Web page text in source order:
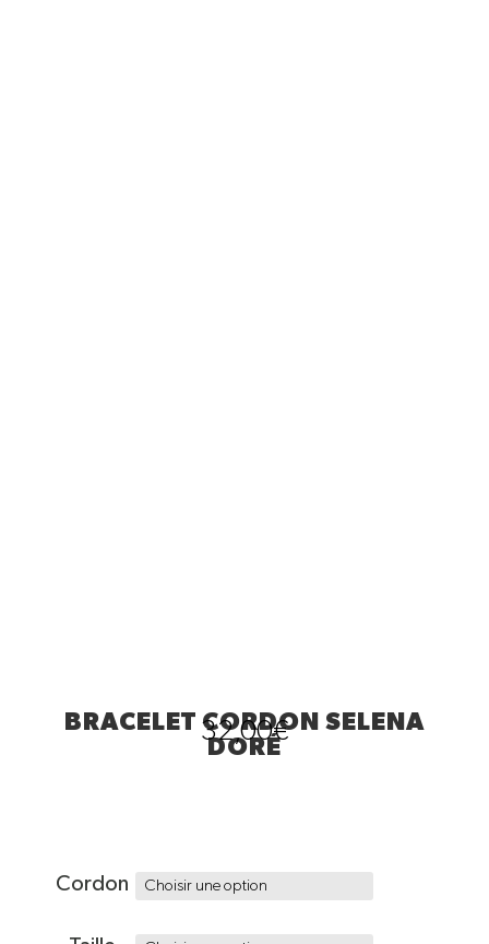
BRACELET CORDON SELENA
DORÉ
32,00€
Cordon